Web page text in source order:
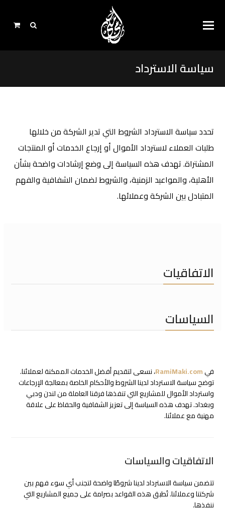
سياسة الاسترداد
تحدد سياسة الاسترداد الشروط التي تدير الشركة من خلالها
طلبات العملاء لاسترداد الأموال أو إرجاع الخدمات أو المنتجات
المشتراة. تهدف هذه السياسة إلى وضع إرشادات واضحة بشأن
الأهلية، والمواعيد الزمنية، والشروط لضمان الشفافية والفهم
المتبادل بين الشركة وعملائها.
الاتفاقيات
السياسات
فيRamiMaki.com، نسعى لتقديم أفضل الخدمات الممكنة لعملائنا.
توضح سياسة الاسترداد لدينا الشروط والأحكام الخاصة بمعالجة الإرجاعات
واسترداد الأموال للمشاريع التي تنفذها فرقنا العاملة من لندن ودبي
وبغداد. تهدف هذه السياسة إلى تعزيز الشفافية والحفاظ على علاقة
مهنية مع عملائنا.
الاتفاقيات والسياسات
تتضمن سياسة الاسترداد لدينا شروطًا واضحة لتجنب أي سوء فهم بين
شركتنا وعملائنا. تُطبق هذه القواعد بصرامة على جميع المشاريع التي
ننفذها.